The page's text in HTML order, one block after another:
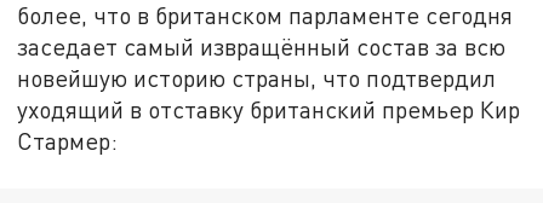
более, что в британском парламенте сегодня
заседает самый извращённый состав за всю
новейшую историю страны, что подтвердил
уходящий в отставку британский премьер Кир
Стармер: